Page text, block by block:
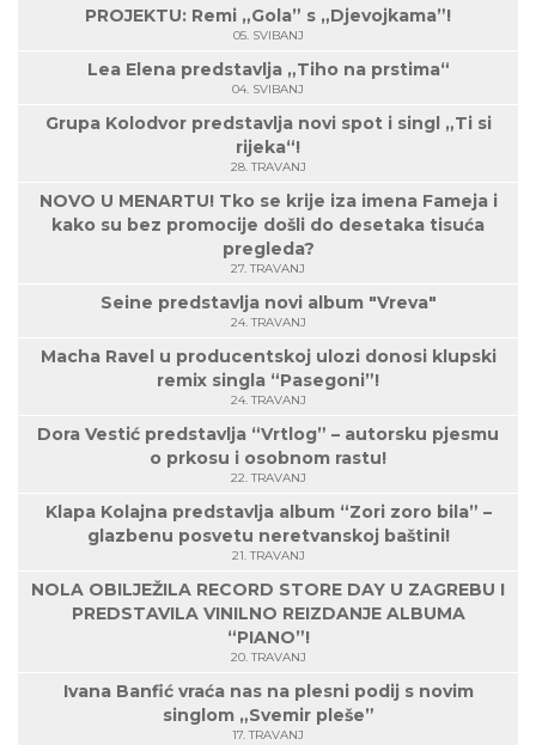
PROJEKTU: Remi „Gola” s „Djevojkama”!
05. SVIBANJ
Lea Elena predstavlja „Tiho na prstima“
04. SVIBANJ
Grupa Kolodvor predstavlja novi spot i singl „Ti si
rijeka“!
28. TRAVANJ
NOVO U MENARTU! Tko se krije iza imena Fameja i
kako su bez promocije došli do desetaka tisuća
pregleda?
27. TRAVANJ
Seine predstavlja novi album "Vreva"
24. TRAVANJ
Macha Ravel u producentskoj ulozi donosi klupski
remix singla “Pasegoni”!
24. TRAVANJ
Dora Vestić predstavlja “Vrtlog” – autorsku pjesmu
o prkosu i osobnom rastu!
22. TRAVANJ
Klapa Kolajna predstavlja album “Zori zoro bila” –
glazbenu posvetu neretvanskoj baštini!
21. TRAVANJ
NOLA OBILJEŽILA RECORD STORE DAY U ZAGREBU I
PREDSTAVILA VINILNO REIZDANJE ALBUMA
“PIANO”!
20. TRAVANJ
Ivana Banfić vraća nas na plesni podij s novim
singlom „Svemir pleše”
17. TRAVANJ